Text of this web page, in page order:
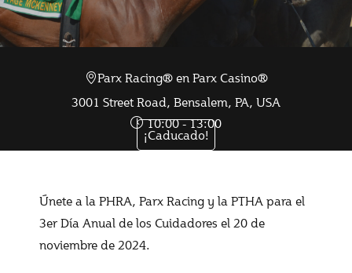
Nov 20 2024
¡Caducado!
10:00 - 13:00
Parx Racing® en Parx Casino®
3001 Street Road, Bensalem, PA, USA
Únete a la PHRA, Parx Racing y la PTHA para el
3er Día Anual de los Cuidadores el 20 de
noviembre de 2024.